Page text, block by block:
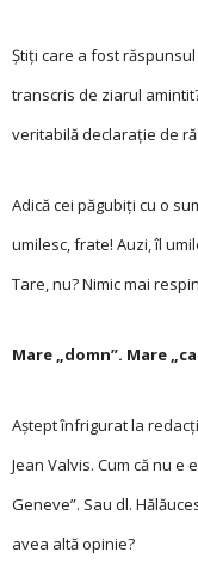
Ştiţi care a fost
transcris de ziarul
veritabilă declaraţie de
Adică cei păgubiți cu o
umilesc, frate! Auzi, îl
Tare, nu? Nimic mai
Mare „domn”. Mare
Aştept înfrigurat la
Jean Valvis. Cum că nu
Geneve”. Sau dl.
avea altă opinie?